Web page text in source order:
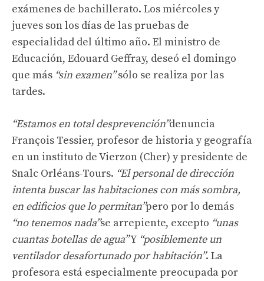
exámenes de bachillerato. Los miércoles y
jueves son los días de las pruebas de
especialidad del último año. El ministro de
Educación, Edouard Geffray, deseó el domingo
que más “sin examen”sólo se realiza por las
tardes.
“Estamos en total desprevención”denuncia
François Tessier, profesor de historia y geografía
en un instituto de Vierzon (Cher) y presidente de
Snalc Orléans-Tours. “El personal de dirección
intenta buscar las habitaciones con más sombra,
en edificios que lo permitan”pero por lo demás
“no tenemos nada”se arrepiente, excepto “unas
cuantas botellas de agua”Y “posiblemente un
ventilador desafortunado por habitación”. La
profesora está especialmente preocupada por